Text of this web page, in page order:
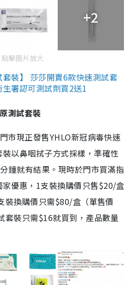
+2
點擊圖片放大
裝】 莎莎開賣6款快速測試套
署認可測試劑買2送1
測試套裝
市現正發售YHLO新冠病毒快速
以鼻咽拭子方式採樣，準確性
鐘就有結果。現時於門市買滿指
優惠，1支裝換購價只售$20/盒
裝換購價只需$80/盒（單售價
套裝只需$16就買到，產品數量